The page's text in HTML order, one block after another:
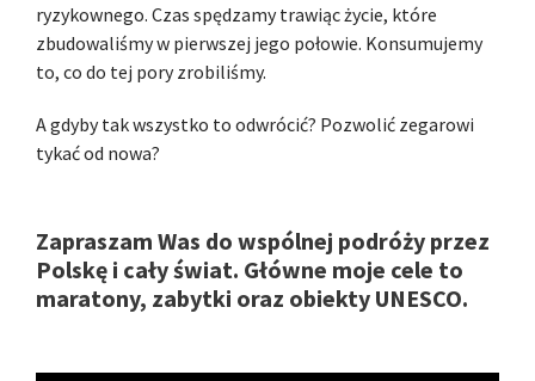
ryzykownego. Czas spędzamy trawiąc życie, które
zbudowaliśmy w pierwszej jego połowie. Konsumujemy
to, co do tej pory zrobiliśmy.
A gdyby tak wszystko to odwrócić? Pozwolić zegarowi
tykać od nowa?
Zapraszam Was do wspólnej podróży przez
Polskę i cały świat. Główne moje cele to
maratony, zabytki oraz obiekty UNESCO.